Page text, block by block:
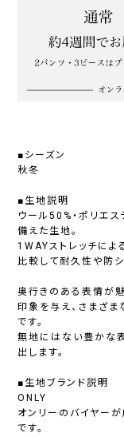
■シーズン
秋冬
■生地説明
ウール50%・ポリエ
備えた生地。
1WAYストレッチに
比較して耐久性や防
奥行きのある表情が
印象を与え、さまざ
です。
無地にはない豊かな
出します。
■生地ブランド説明
ONLY
オンリーのバイヤー
です。